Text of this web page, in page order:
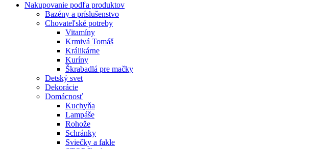
Nakupovanie podľa produktov
Bazény a príslušenstvo
Chovateľské potreby
Vitamíny
Krmivá Tomáš
Králikárne
Kuríny
Škrabadlá pre mačky
Detský svet
Dekorácie
Domácnosť
Kuchyňa
Lampáše
Rohože
Schránky
Sviečky a fakle